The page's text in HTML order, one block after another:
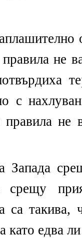
не
с
правила
Запада
срещу
са такива,
като едва